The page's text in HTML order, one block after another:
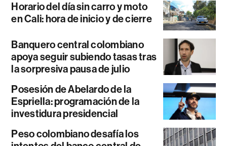
Horario del día sin carro y moto
en Cali: hora de inicio y de cierre
Banquero central colombiano
apoya seguir subiendo tasas tras
la sorpresiva pausa de julio
Posesión de Abelardo de la
Espriella: programación de la
investidura presidencial
Peso colombiano desafía los